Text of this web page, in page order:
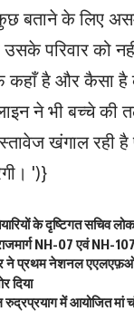
बताने के लिए
परिवार को
कहाँ है और कैसा है
ने भी बच्चे की
खंगाल रही
')}
के दृष्टिगत सचिव
NH-07 एवं NH-
ने प्रथम नेशनल
दिया
रुद्रप्रयाग में आयोजित मां